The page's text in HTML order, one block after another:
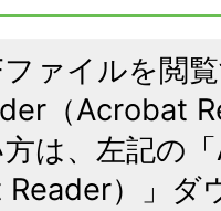
ファイルを閲
（Acrobat
は、左記の
）」ダ